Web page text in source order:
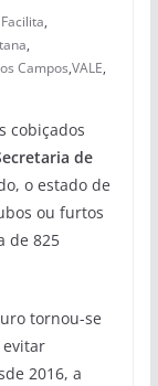
,
,
Campos,VALE,
cobiçados
de
o estado de
ou furtos
de 825
tornou-se
evitar
2016, a